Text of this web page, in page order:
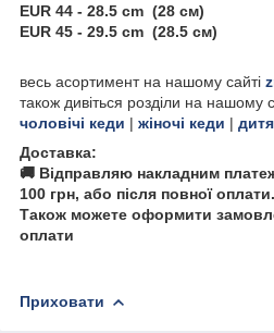
EUR 44 - 28.5 cm (28 см)
EUR 45 - 29.5 cm (28.5 см)
весь асортимент на нашому сайті
також дивіться розділи на нашому
чоловічі кеди | жіночі кеди |
Доставка:
🚚 Відправляю накладним
100 грн, або після повної оплати.
Також можете оформити
оплати
Приховати